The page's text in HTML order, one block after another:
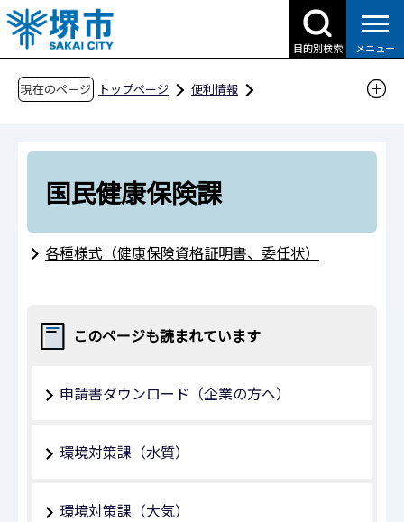
こ
の
ペ
目的別検索 メニュー
現在のページ トップページ
便利情報
申請書ダウンロード（市民の方へ）
組織別検索
健康福祉局
国民健康保険課
国民健康保険課
各種様式（健康保険資格証明書、委任状）
このページも読まれています
申請書ダウンロード（企業の方へ）
環境対策課（水質）
環境対策課（大気）